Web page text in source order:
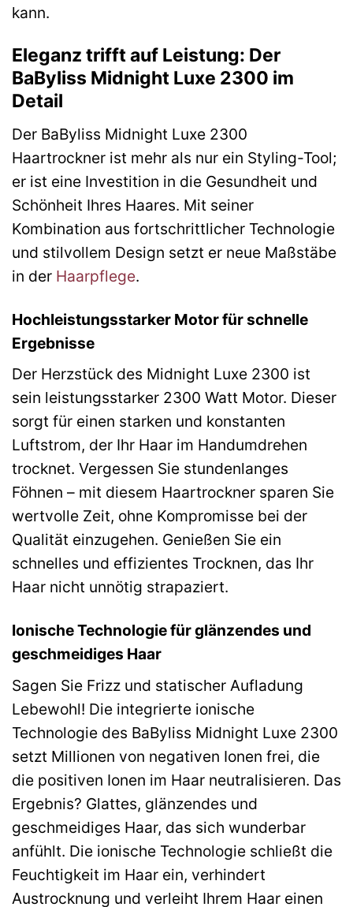
kann.
Eleganz trifft auf Leistung: Der
BaByliss Midnight Luxe 2300 im
Detail
Der BaByliss Midnight Luxe 2300
Haartrockner ist mehr als nur ein Styling-Tool;
er ist eine Investition in die Gesundheit und
Schönheit Ihres Haares. Mit seiner
Kombination aus fortschrittlicher Technologie
und stilvollem Design setzt er neue Maßstäbe
in der Haarpflege.
Hochleistungsstarker Motor für schnelle
Ergebnisse
Der Herzstück des Midnight Luxe 2300 ist
sein leistungsstarker 2300 Watt Motor. Dieser
sorgt für einen starken und konstanten
Luftstrom, der Ihr Haar im Handumdrehen
trocknet. Vergessen Sie stundenlanges
Föhnen – mit diesem Haartrockner sparen Sie
wertvolle Zeit, ohne Kompromisse bei der
Qualität einzugehen. Genießen Sie ein
schnelles und effizientes Trocknen, das Ihr
Haar nicht unnötig strapaziert.
Ionische Technologie für glänzendes und
geschmeidiges Haar
Sagen Sie Frizz und statischer Aufladung
Lebewohl! Die integrierte ionische
Technologie des BaByliss Midnight Luxe 2300
setzt Millionen von negativen Ionen frei, die
die positiven Ionen im Haar neutralisieren. Das
Ergebnis? Glattes, glänzendes und
geschmeidiges Haar, das sich wunderbar
anfühlt. Die ionische Technologie schließt die
Feuchtigkeit im Haar ein, verhindert
Austrocknung und verleiht Ihrem Haar einen